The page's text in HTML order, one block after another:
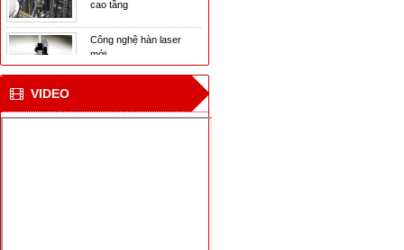
mới
CN hàn mới cho tàu vận
Bắc cực
VIDEO